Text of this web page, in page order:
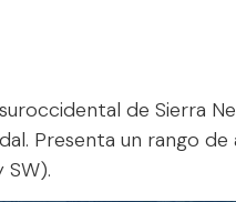
de Sierra
Presenta un rango
SW).